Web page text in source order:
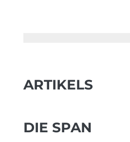
ARTIKELS
DIE SPAN